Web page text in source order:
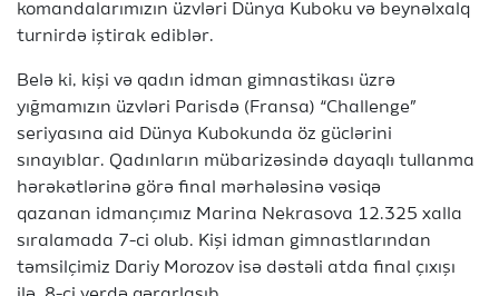
komandalarımızın üzvləri Dünya Kuboku və beynəlxalq
turnirdə iştirak ediblər.
Belə ki, kişi və qadın idman gimnastikası üzrə
yığmamızın üzvləri Parisdə (Fransa) “Challenge”
seriyasına aid Dünya Kubokunda öz güclərini
sınayıblar. Qadınların mübarizəsində dayaqlı tullanma
hərəkətlərinə görə final mərhələsinə vəsiqə
qazanan idmançımız Marina Nekrasova 12.325 xalla
sıralamada 7-ci olub. Kişi idman gimnastlarından
təmsilçimiz Dariy Morozov isə dəstəli atda final çıxışı